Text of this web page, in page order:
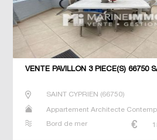
VENTE PAVILLON 3 PIÈCE(S) 66750
SAINT CYPRIEN (66750)
Appartement Architecte
Bord de mer